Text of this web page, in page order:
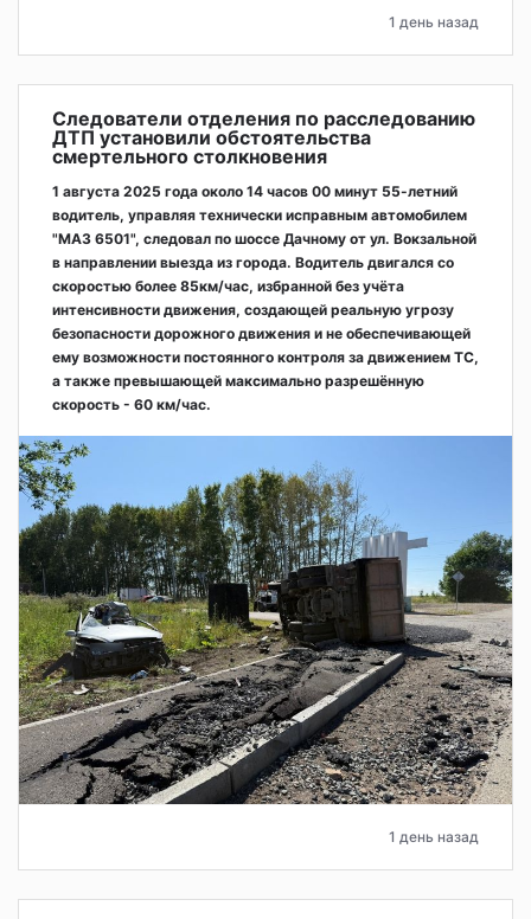
1 день назад
Следователи отделения по расследованию
ДТП установили обстоятельства
смертельного столкновения
1 августа 2025 года около 14 часов 00 минут 55-летний
водитель, управляя технически исправным автомобилем
"МАЗ 6501", следовал по шоссе Дачному от ул. Вокзальной
в направлении выезда из города. Водитель двигался со
скоростью более 85км/час, избранной без учёта
интенсивности движения, создающей реальную угрозу
безопасности дорожного движения и не обеспечивающей
ему возможности постоянного контроля за движением ТС,
а также превышающей максимально разрешённую
скорость - 60 км/час.
1 день назад